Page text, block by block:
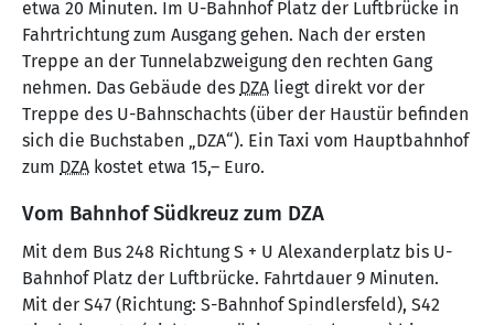
etwa 20 Minuten. Im U-Bahnhof Platz der Luftbrücke in
Fahrtrichtung zum Ausgang gehen. Nach der ersten
Treppe an der Tunnelabzweigung den rechten Gang
nehmen. Das Gebäude des DZA liegt direkt vor der
Treppe des U-Bahnschachts (über der Haustür befinden
sich die Buchstaben „DZA“). Ein Taxi vom Hauptbahnhof
zum DZA kostet etwa 15,– Euro.
Vom Bahnhof Südkreuz zum DZA
Mit dem Bus 248 Richtung S + U Alexanderplatz bis U-
Bahnhof Platz der Luftbrücke. Fahrtdauer 9 Minuten.
Mit der S47 (Richtung: S-Bahnhof Spindlersfeld), S42